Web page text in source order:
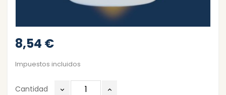
8,54 €
Impuestos incluidos
Cantidad